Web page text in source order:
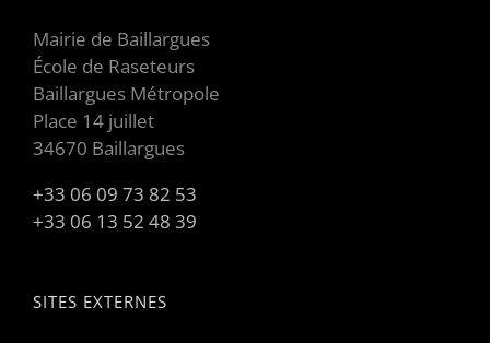
Mairie de Baillargues
École de Raseteurs
Baillargues Métropole
Place 14 juillet
34670 Baillargues
+33 06 09 73 82 53
+33 06 13 52 48 39
SITES EXTERNES